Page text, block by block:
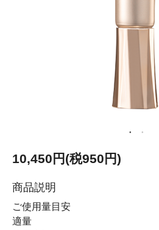
10,450円(税950円)
商品説明
ご使用量目安
適量